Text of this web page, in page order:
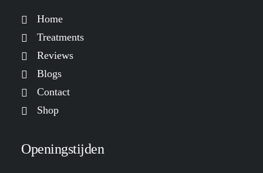
Home
Treatments
Reviews
Blogs
Contact
Shop
Openingstijden